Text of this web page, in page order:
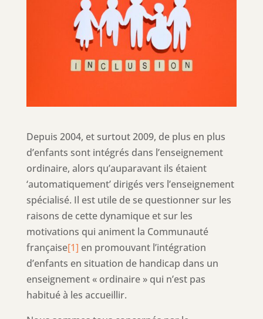
Depuis 2004, et surtout 2009, de plus en plus
d’enfants sont intégrés dans l’enseignement
ordinaire, alors qu’auparavant ils étaient
‘automatiquement’ dirigés vers l’enseignement
spécialisé. Il est utile de se questionner sur les
raisons de cette dynamique et sur les
motivations qui animent la Communauté
française[1] en promouvant l’intégration
d’enfants en situation de handicap dans un
enseignement « ordinaire » qui n’est pas
habitué à les accueillir.